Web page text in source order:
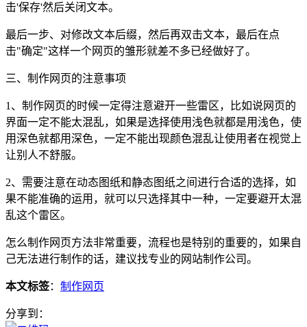
击'保存'然后关闭文本。
最后一步、对修改文本后缀，然后再双击文本，最后在点
击"确定"这样一个网页的雏形就差不多已经做好了。
三、制作网页的注意事项
1、制作网页的时候一定得注意避开一些雷区，比如说网页的
界面一定不能太混乱，如果是选择使用浅色就都是用浅色，使
用深色就都用深色，一定不能出现颜色混乱让使用者在视觉上
让别人不舒服。
2、需要注意在动态图纸和静态图纸之间进行合适的选择，如
果不能准确的运用，就可以只选择其中一种，一定要避开太混
乱这个雷区。
怎么制作网页方法非常重要，流程也是特别的重要的，如果自
己无法进行制作的话，建议找专业的网站制作公司。
本文标签： 制作网页
分享到：